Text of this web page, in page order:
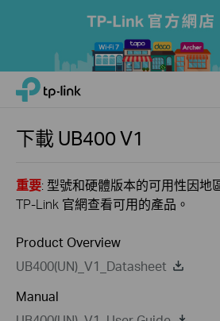
Click
navigation
TP-Link, Reliably Smart
下載 UB400V1
重要: 型號和硬體版本的可用性因地
TP-Link 官網查看可用的產品。
Product Overview
UB400(UN)_V1_Datasheet
Manual